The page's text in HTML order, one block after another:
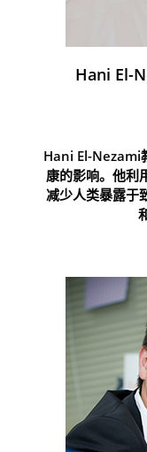
Hani El-
Hani El-Nezami
康的影响。他利
减少人类暴露于